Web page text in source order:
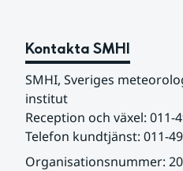
Kontakta SMHI
SMHI, Sveriges
institut
Reception och växel: 011-
Telefon kundtjänst: 011-
Organisationsnummer: